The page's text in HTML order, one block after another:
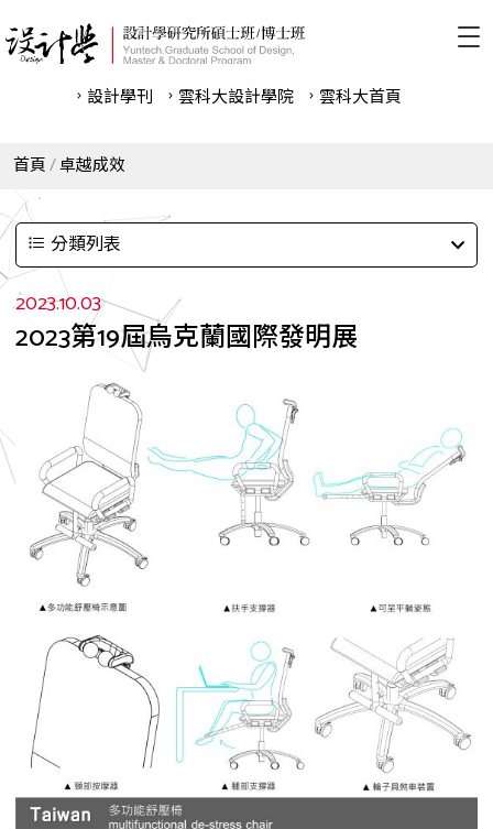
設計學刊 雲科⼤設計學院 雲科⼤首頁
首頁 卓越成效
分類列表
2023.10.03
2023第19屆烏克蘭國際發明展